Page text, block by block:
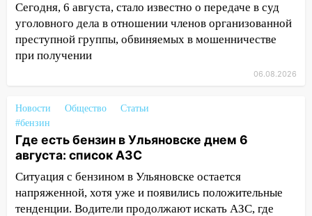
13:01
В Димитровграде мужчина
выбросил из машины страйкбольную
гранату: его задержали
и шквал до 27 м/с
12:31
из Европы и потерял 760 тысяч рублей
12:20 В Чердаклинском районе
столкнулись «Лада» и Chevrolet:
пострадал 14-летний подросток
Сегодня, 6 августа, стало известно о передаче в суд
уголовного дела в отношении членов организованной
преступной группы, обвиняемых в мошенничестве
при получении
06.08.2026
Новости Общество
Статьи
#бензин
Где есть бензин в Ульяновске днем 6
августа: список АЗС
Ситуация с бензином в Ульяновске остается
напряженной, хотя уже и появились положительные
тенденции. Водители продолжают искать АЗС, где